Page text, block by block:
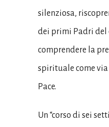
silenziosa,
dei primi Padri del
comprendere la
spirituale come
Pace.
Un “corso di sei